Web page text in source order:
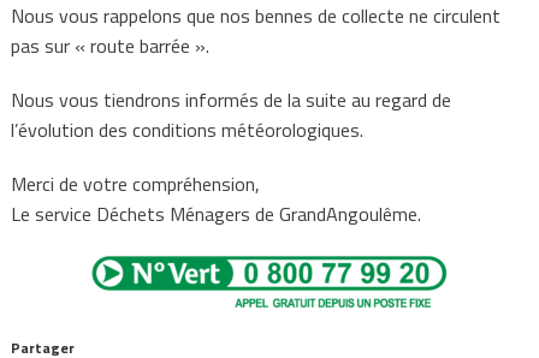
Nous vous rappelons que nos bennes de collecte ne circulent
pas sur « route barrée ».
Nous vous tiendrons informés de la suite au regard de
l’évolution des conditions météorologiques.
Merci de votre compréhension,
Le service Déchets Ménagers de GrandAngoulême.
Partager